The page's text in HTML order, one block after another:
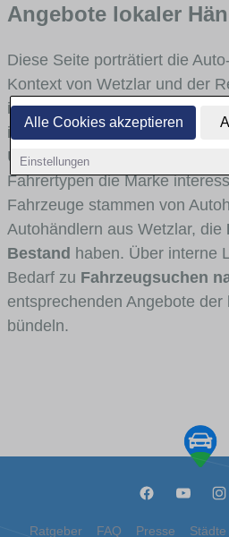
Alle Cookies akzeptieren
Einstellungen
Angebote lokaler
Diese Seite porträtiert die
Kontext von Wetzlar und der
in welchen Fahrzeugklassen
ist, welche Modellreihen
Umlandverkehr zu sehen sind
Fahrertypen die Marke
Fahrzeuge stammen von
Autohändlern aus Wetzlar, die
Bestand haben. Über interne
Bedarf zu Fahrzeugsuchen
entsprechenden Angebote der
bündeln.
Ratgeber FAQ Presse Städte